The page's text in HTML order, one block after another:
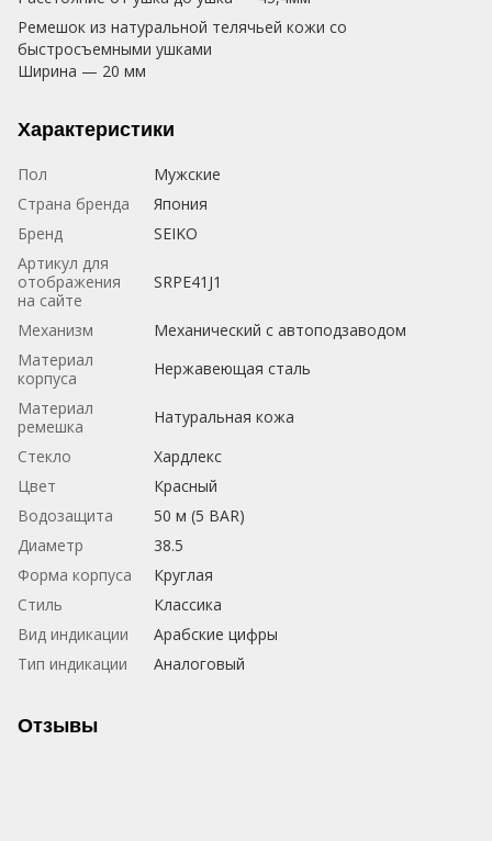
Ремешок из натуральной телячьей кожи со
быстросъемными ушками
Ширина — 20 мм
Характеристики
Пол
Мужские
Страна бренда
Япония
Бренд
SEIKO
Артикул для
отображения
на сайте
SRPE41J1
Механизм
Механический с автоподзаводом
Материал
корпуса
Нержавеющая сталь
Материал
ремешка
Натуральная кожа
Стекло
Хардлекс
Цвет
Красный
Водозащита
50 м (5 BAR)
Диаметр
38.5
Форма корпуса
Круглая
Стиль
Классика
Вид индикации
Арабские цифры
Тип индикации
Аналоговый
Отзывы